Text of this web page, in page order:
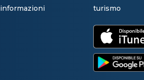
informazioni
turismo